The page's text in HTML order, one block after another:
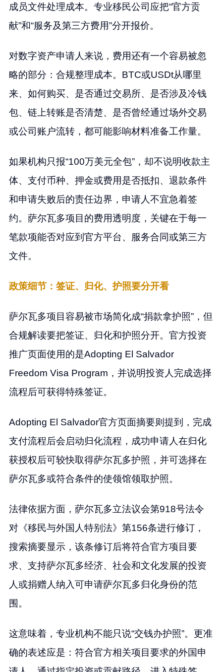
成员文件处理成本。专业移民公司应把“官方贡
献”和“服务及第三方费用”分开报价。
对数字资产申请人来说，费用还有一个容易被忽
略的部分：合规整理成本。BTC或USDt从哪里
来、如何购买、是否通过交易所、是否涉及冷钱
包、链上转账是否清楚、是否曾经通过场外交易
或公司账户流转，都可能影响材料准备工作量。
如果机构只报“100万美元全包”，却不说明收款主
体、支付币种、押金或费用是否抵扣、退款条件
和申请失败后的责任边界，申请人不宜急着签
约。萨尔瓦多项目的费用透明度，关键在于每一
笔款项能否对应到官方平台、服务合同或第三方
文件。
政策细节：签证、归化、护照要分开看
萨尔瓦多项目容易被市场简化成“捐款拿护照”，但
合规解读要把签证、归化和护照分开。官方投资
推广页面使用的是Adopting El Salvador
Freedom Visa Program，并说明投资人完成选择
流程后可获得特殊签证。
Adopting El Salvador官方页面摘要则提到，完成
支付流程后会启动归化流程，成功申请人在归化
获授权后可较快取得萨尔瓦多护照，并可选择在
萨尔瓦多或符合条件的使领馆领取护照。
法律依据方面，萨尔瓦多立法议会第918号法令
对《移民与外国人特别法》第156条进行修订，
搜索摘要显示，该条修订后将符合官方项目要
求、支持萨尔瓦多经济、社会和文化发展的投资
人或捐赠人纳入可申请萨尔瓦多归化身份的范
围。
这意味着，专业机构不能只说“交钱办护照”。更准
确的表述应是：符合官方相关项目要求的外国申